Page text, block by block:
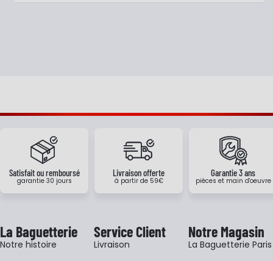
Satisfait ou remboursé
garantie 30 jours
Livraison offerte
à partir de 59€
Garantie 3 ans
pièces et main d'oeuvre
La Baguetterie
Notre histoire
Service Client
Livraison
Notre Magasin
La Baguetterie Paris